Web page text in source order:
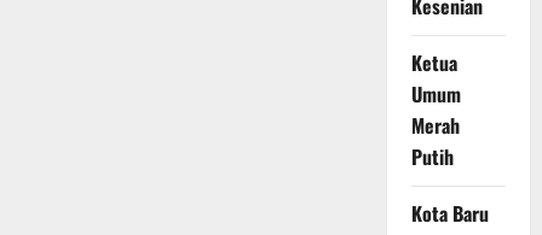
Kesenian
Ketua
Umum
Merah
Putih
Kota Baru